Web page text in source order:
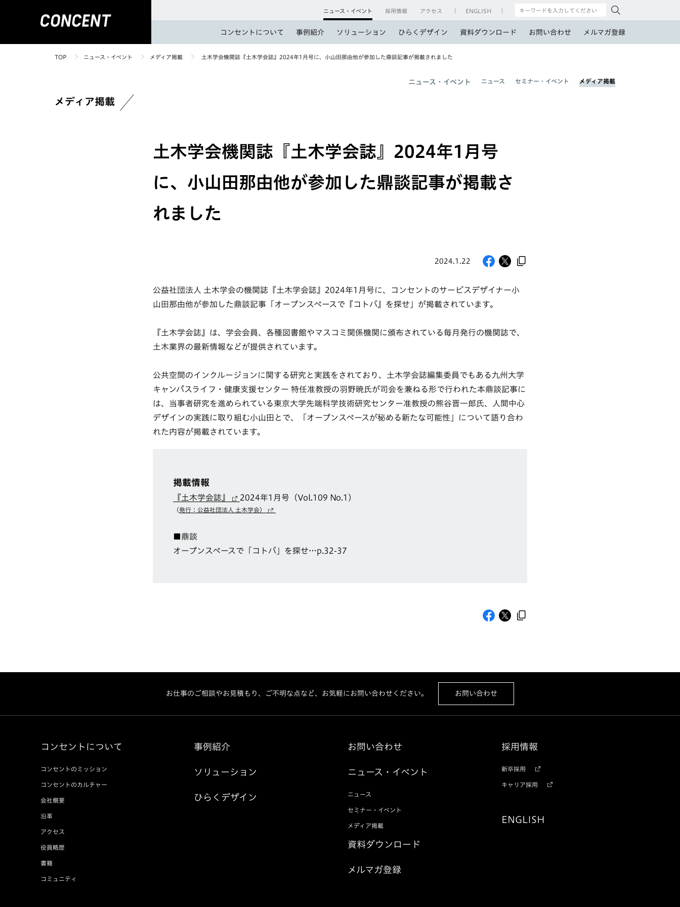
コンセントについて 事例紹介 ソリューション ひらくデザイン 資料ダウンロード お問い合わせ メルマガ登録
ニュース・イベント 採用情報 アクセス ENGLISH
TOP ニュース・イベント メディア掲載 土木学会機関誌『土木学会誌』2024年1月号に、小山田那由他が参加した鼎談記事が掲載されました
ニュース・イベント ニュース セミナー・イベント メディア掲載
メディア掲載
土木学会機関誌『土木学会誌』2024年1月号
に、小山田那由他が参加した鼎談記事が掲載さ
れました
2024.1.22
公益社団法人 土木学会の機関誌『土木学会誌』2024年1月号に、コンセントのサービスデザイナー小
山田那由他が参加した鼎談記事「オープンスペースで『コトバ』を探せ」が掲載されています。
『土木学会誌』は、学会会員、各種図書館やマスコミ関係機関に頒布されている毎月発行の機関誌で、
土木業界の最新情報などが提供されています。
公共空間のインクルージョンに関する研究と実践をされており、土木学会誌編集委員でもある九州大学
キャンパスライフ・健康支援センター 特任准教授の羽野暁氏が司会を兼ねる形で行われた本鼎談記事に
は、当事者研究を進められている東京大学先端科学技術研究センター准教授の熊谷晋一郎氏、人間中心
デザインの実践に取り組む小山田とで、「オープンスペースが秘める新たな可能性」について語り合わ
れた内容が掲載されています。
掲載情報
『土木学会誌』 2024年1月号（Vol.109 No.1）
（発行：公益社団法人 土木学会）
■鼎談
オープンスペースで「コトバ」を探せ…p.32-37
お仕事のご相談やお見積もり、ご不明な点など、お気軽にお問い合わせください。 お問い合わせ
コンセントについて
コンセントのミッション
コンセントのカルチャー
会社概要
沿革
アクセス
役員略歴
書籍
コミュニティ
事例紹介
ソリューション
ひらくデザイン
お問い合わせ
ニュース・イベント
ニュース
セミナー・イベント
メディア掲載
資料ダウンロード
メルマガ登録
採用情報
新卒採用
キャリア採用
ENGLISH